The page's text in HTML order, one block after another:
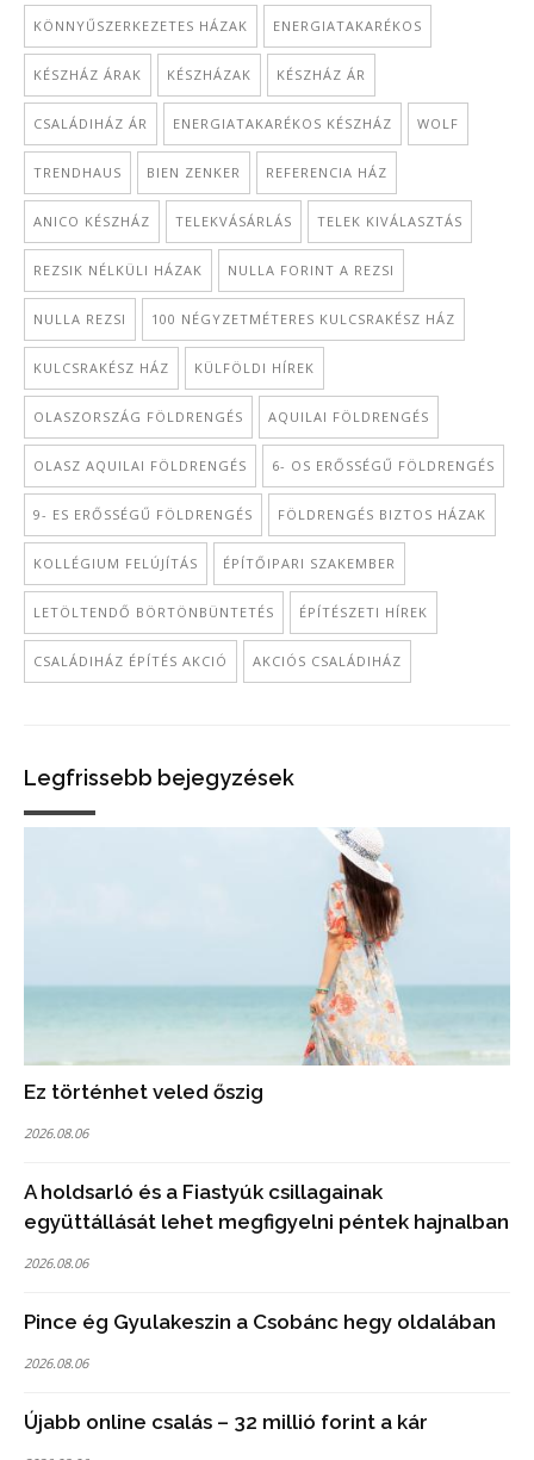
KÖNNYŰSZERKEZETES HÁZAK ENERGIATAKARÉKOS
KÉSZHÁZ ÁRAK KÉSZHÁZAK KÉSZHÁZ ÁR
CSALÁDIHÁZ ÁR ENERGIATAKARÉKOS KÉSZHÁZ WOLF
TRENDHAUS BIEN ZENKER REFERENCIA HÁZ
ANICO KÉSZHÁZ TELEKVÁSÁRLÁS TELEK KIVÁLASZTÁS
REZSIK NÉLKÜLI HÁZAK NULLA FORINT A REZSI
NULLA REZSI 100 NÉGYZETMÉTERES KULCSRAKÉSZ HÁZ
KULCSRAKÉSZ HÁZ KÜLFÖLDI HÍREK
OLASZORSZÁG FÖLDRENGÉS AQUILAI FÖLDRENGÉS
OLASZ AQUILAI FÖLDRENGÉS 6- OS ERŐSSÉGŰ FÖLDRENGÉS
9- ES ERŐSSÉGŰ FÖLDRENGÉS FÖLDRENGÉS BIZTOS HÁZAK
KOLLÉGIUM FELÚJÍTÁS ÉPÍTŐIPARI SZAKEMBER
LETÖLTENDŐ BÖRTÖNBÜNTETÉS ÉPÍTÉSZETI HÍREK
CSALÁDIHÁZ ÉPÍTÉS AKCIÓ AKCIÓS CSALÁDIHÁZ
Legfrissebb bejegyzések
Ez történhet veled őszig
2026.08.06
A holdsarló és a Fiastyúk csillagainak
együttállását lehet megfigyelni péntek hajnalban
2026.08.06
Pince ég Gyulakeszin a Csobánc hegy oldalában
2026.08.06
Újabb online csalás – 32 millió forint a kár